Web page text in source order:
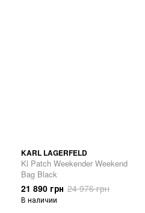
KARL LAGERFELD
Kl Patch Weekender Weekend
Bag Black
21 890 грн 24 976 грн
В наличии